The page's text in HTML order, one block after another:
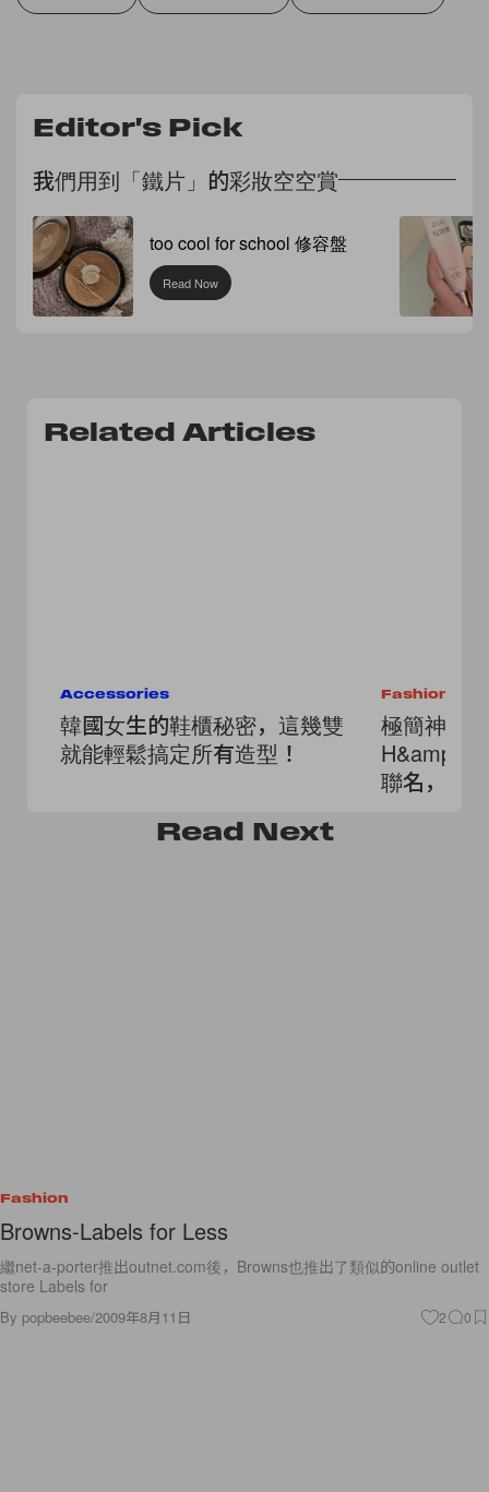
Editor's Pick
我們用到「鐵片」的彩妝空空賞
too cool for school 修容盤
Read Now
Related Articles
Accessories
韓國女生的鞋櫃秘密，這幾雙
就能輕鬆搞定所有造型！
Fashion
極簡神級
H&amp;M
聯名，不
Read Next
Fashion
Browns-Labels for Less
繼net-a-porter推出outnet.com後，Browns也推出了類似的online outlet
store Labels for
By popbeebee/2009年8月11日 2 0